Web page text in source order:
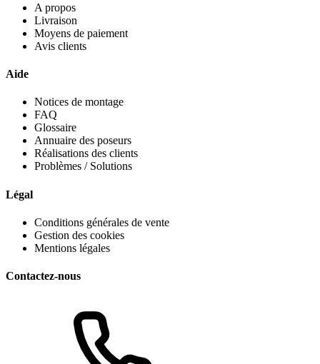
A propos
Livraison
Moyens de paiement
Avis clients
Aide
Notices de montage
FAQ
Glossaire
Annuaire des poseurs
Réalisations des clients
Problèmes / Solutions
Légal
Conditions générales de vente
Gestion des cookies
Mentions légales
Contactez-nous